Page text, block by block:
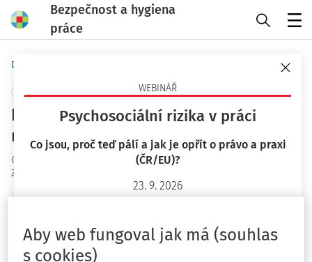
Bezpečnost a hygiena
práce
WEBINÁŘ
Psychosociální rizika v práci
Co jsou, proč teď pálí a jak je opřít o právo a praxi
(ČR/EU)?
23. 9. 2026
Chci více informací
Domů
+ PŘIDAT VLASTNÍ
Dohody o provedení práce: pravidla v
roce 2026
OaO ID
Zodpovězeno
Plné znění otázky
dohod o provedení práce, každou u jiného
zaměstnavatele, každou v měsíční hodnotě 11.999 Kč,
Aby web fungoval jak má (souhlas
s cookies)